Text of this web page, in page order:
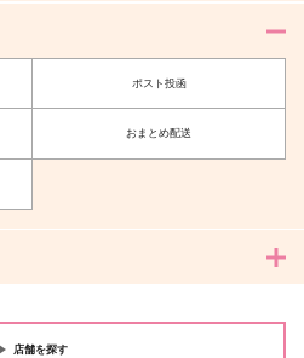
ポスト投函
おまとめ配送
店舗を探す